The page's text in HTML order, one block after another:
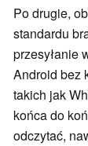
Po drugie,
standardu
przesyłanie
Android bez
takich jak
końca do
odczytać,